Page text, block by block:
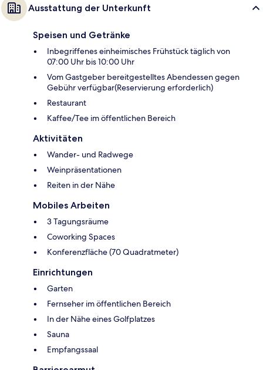
Ausstattung der Unterkunft
Speisen und Getränke
Inbegriffenes einheimisches Frühstück täglich von
07:00 Uhr bis 10:00 Uhr
Vom Gastgeber bereitgestelltes Abendessen gegen
Gebühr verfügbar(Reservierung erforderlich)
Restaurant
Kaffee/Tee im öffentlichen Bereich
Aktivitäten
Wander- und Radwege
Weinpräsentationen
Reiten in der Nähe
Mobiles Arbeiten
3 Tagungsräume
Coworking Spaces
Konferenzfläche (70 Quadratmeter)
Einrichtungen
Garten
Fernseher im öffentlichen Bereich
In der Nähe eines Golfplatzes
Sauna
Empfangssaal